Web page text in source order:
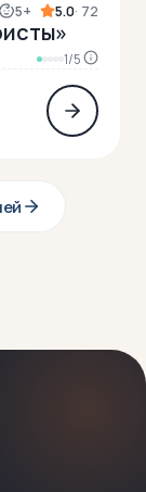
5+ 5.0· 72
1/5